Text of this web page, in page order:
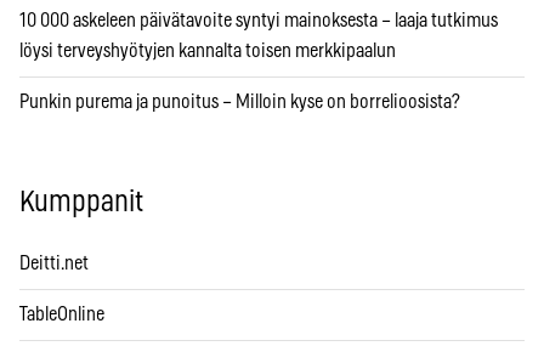
10 000 askeleen päivätavoite syntyi mainoksesta – laaja tutkimus
löysi terveyshyötyjen kannalta toisen merkkipaalun
Punkin purema ja punoitus – Milloin kyse on borrelioosista?
Kumppanit
Deitti.net
TableOnline